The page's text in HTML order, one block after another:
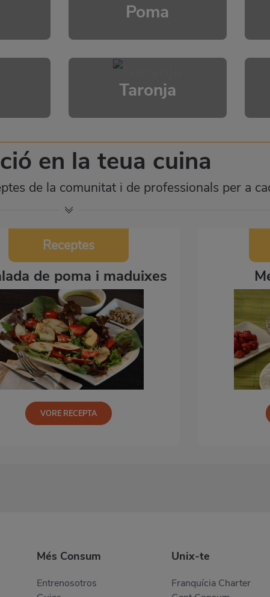
Poma
Taronja
en la teua cuina
de la comunitat i de professionals per a
Receptes
de poma i maduixes
VORE RECEPTA
Més Consum
Entrenosotros
Unix-te
Franquícia Charter